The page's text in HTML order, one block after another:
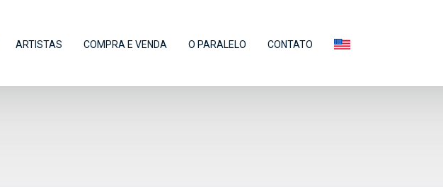
ARTISTAS COMPRA E VENDA O PARALELO CONTATO